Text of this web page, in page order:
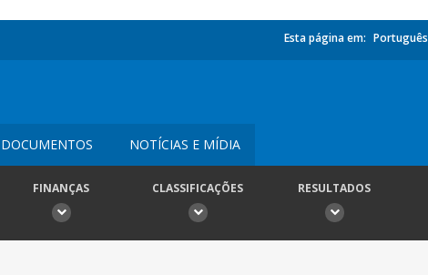
Esta página em: Português
DOCUMENTOS NOTÍCIAS E MÍDIA
FINANÇAS CLASSIFICAÇÕES RESULTADOS